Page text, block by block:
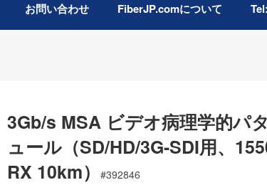
お問い合わせ FiberJP.comについて
3Gb/s MSA ビデオ病理学的パ
ュール（SD/HD/3G-SDI用、
RX 10km）
#392846